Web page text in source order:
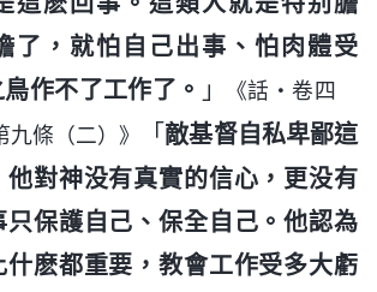
了，就怕自己出事、怕肉體受
作不了工作了。 」
《話・卷四
條（二）》
「 敵基督自私卑鄙這
他對神没有真實的信心，更没有
只保護自己、保全自己。他認為
什麽都重要，教會工作受多大虧